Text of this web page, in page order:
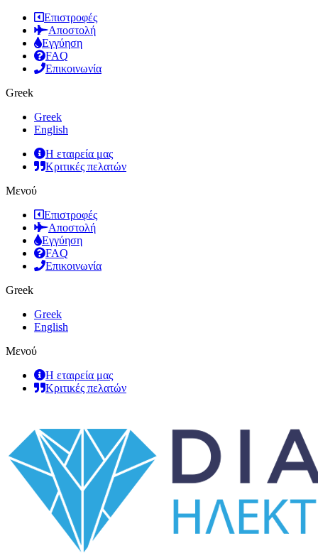
Επιστροφές
Αποστολή
Εγγύηση
FAQ
Επικοινωνία
Greek
Greek
English
Η εταιρεία μας
Κριτικές πελατών
Μενού
Επιστροφές
Αποστολή
Εγγύηση
FAQ
Επικοινωνία
Greek
Greek
English
Μενού
Η εταιρεία μας
Κριτικές πελατών